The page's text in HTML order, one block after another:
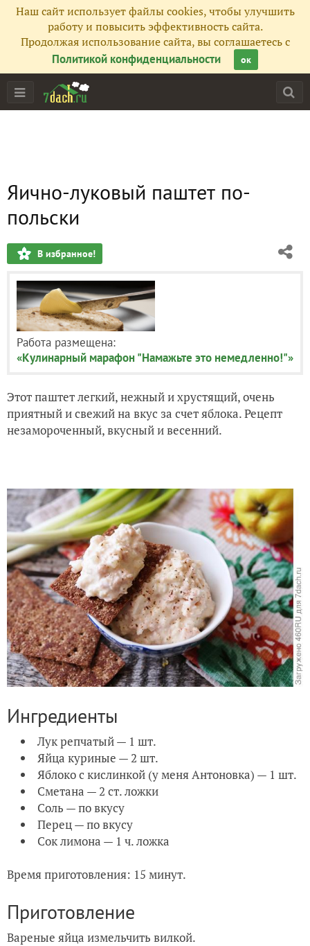
Наш сайт использует файлы cookies, чтобы улучшить
работу и повысить эффективность сайта.
Продолжая использование сайта, вы соглашаетесь с
Политикой конфиденциальности
ок
Яично-луковый паштет по-
польски
В избранное!
Работа размещена:
«Кулинарный марафон "Намажьте это немедленно!"»
Этот паштет легкий, нежный и хрустящий, очень
приятный и свежий на вкус за счет яблока. Рецепт
незамороченный, вкусный и весенний.
Ингредиенты
Лук репчатый — 1 шт.
Яйца куриные — 2 шт.
Яблоко с кислинкой (у меня Антоновка) — 1 шт.
Сметана — 2 ст. ложки
Соль — по вкусу
Перец — по вкусу
Сок лимона — 1 ч. ложка
Время приготовления: 15 минут.
Приготовление
Вареные яйца измельчить вилкой.